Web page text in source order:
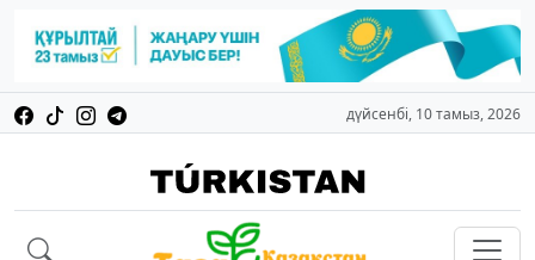
дүйсенбі, 10 тамыз, 2026